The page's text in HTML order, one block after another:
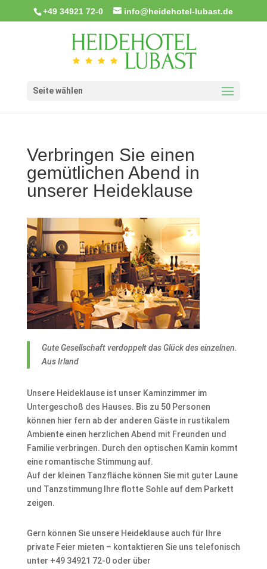
+49 34921 72-0 info@heidehotel-lubast.de
Seite wählen
Verbringen Sie einen
gemütlichen Abend in
unserer Heideklause
Gute Gesellschaft verdoppelt das Glück des einzelnen.
Aus Irland
Unsere Heideklause ist unser Kaminzimmer im
Untergeschoß des Hauses. Bis zu 50 Personen
können hier fern ab der anderen Gäste in rustikalem
Ambiente einen herzlichen Abend mit Freunden und
Familie verbringen. Durch den optischen Kamin kommt
eine romantische Stimmung auf.
Auf der kleinen Tanzfläche können Sie mit guter Laune
und Tanzstimmung Ihre flotte Sohle auf dem Parkett
zeigen.
Gern können Sie unsere Heideklause auch für Ihre
private Feier mieten – kontaktieren Sie uns telefonisch
unter +49 34921 72-0 oder über